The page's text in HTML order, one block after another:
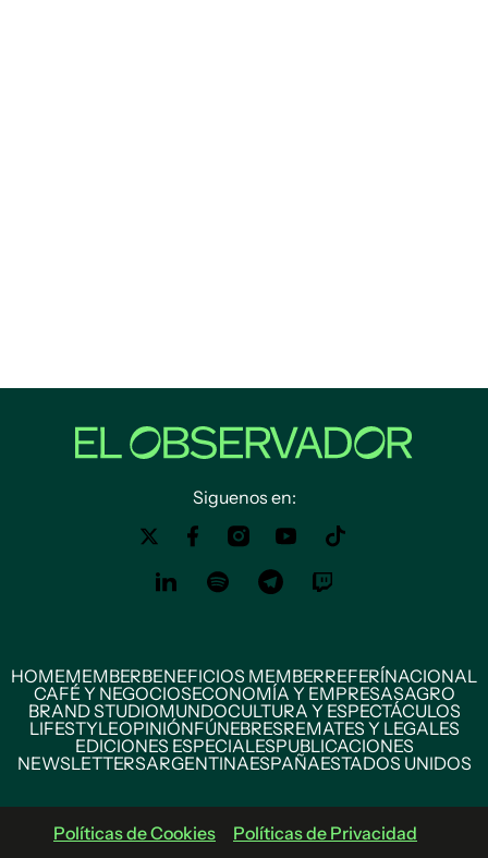
Siguenos en:
HOMEMEMBERBENEFICIOS MEMBERREFERÍNACIONAL
CAFÉ Y NEGOCIOSECONOMÍA Y EMPRESASAGRO
BRAND STUDIOMUNDOCULTURA Y ESPECTÁCULOS
LIFESTYLEOPINIÓNFÚNEBRESREMATES Y LEGALES
EDICIONES ESPECIALESPUBLICACIONES
NEWSLETTERSARGENTINAESPAÑAESTADOS UNIDOS
Políticas de Cookies Políticas de Privacidad